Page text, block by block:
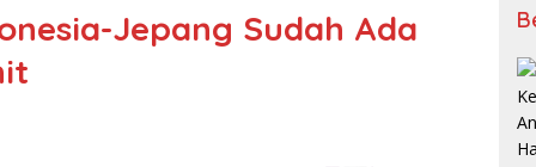
Jepang Sudah Ada